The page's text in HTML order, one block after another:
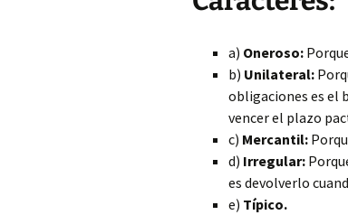
a) Oneroso:
b) Unilateral:
obligaciones es el
vencer el plazo
c) Mercantil:
d) Irregular:
es devolverlo
e) Típico.